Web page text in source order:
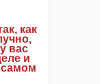
как
вас
и
самом